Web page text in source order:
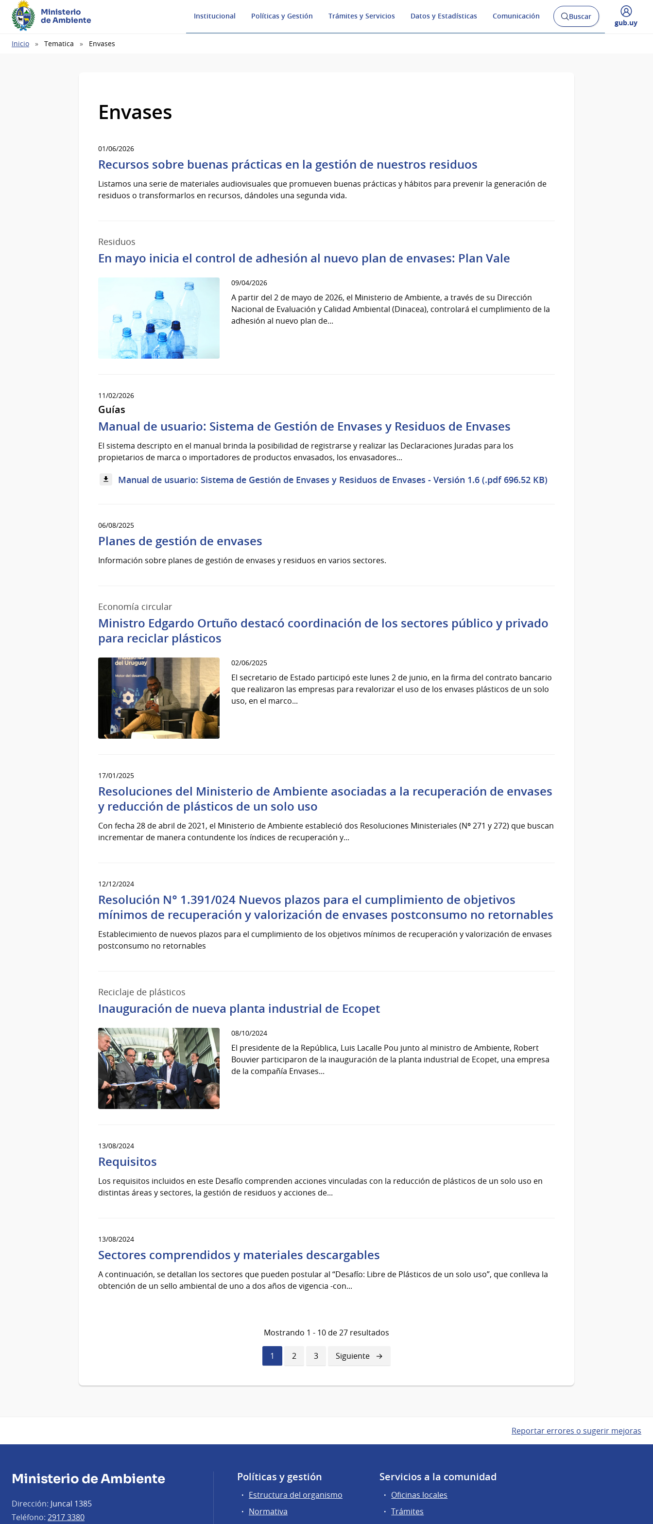
Ministerio
de Ambiente
Institucional Políticas y Gestión Trámites y Servicios Datos y Estadísticas Comunicación
Abrir
buscador
Buscar
Desplegar
gub.uy
Ruta
Inicio Tematica Envases
Envases
01/06/2026
Recursos sobre buenas prácticas en la gestión de nuestros residuos
Listamos una serie de materiales audiovisuales que promueven buenas prácticas y hábitos para prevenir la generación de
residuos o transformarlos en recursos, dándoles una segunda vida.
Residuos
En mayo inicia el control de adhesión al nuevo plan de envases: Plan Vale
09/04/2026
A partir del 2 de mayo de 2026, el Ministerio de Ambiente, a través de su Dirección
Nacional de Evaluación y Calidad Ambiental (Dinacea), controlará el cumplimiento de la
adhesión al nuevo plan de...
11/02/2026
Guías
Manual de usuario: Sistema de Gestión de Envases y Residuos de Envases
El sistema descripto en el manual brinda la posibilidad de registrarse y realizar las Declaraciones Juradas para los
propietarios de marca o importadores de productos envasados, los envasadores...
Manual de usuario: Sistema de Gestión de Envases y Residuos de Envases - Versión 1.6 (.pdf 696.52 KB)
06/08/2025
Planes de gestión de envases
Información sobre planes de gestión de envases y residuos en varios sectores.
Economía circular
Ministro Edgardo Ortuño destacó coordinación de los sectores público y privado
para reciclar plásticos
02/06/2025
El secretario de Estado participó este lunes 2 de junio, en la firma del contrato bancario
que realizaron las empresas para revalorizar el uso de los envases plásticos de un solo
uso, en el marco...
17/01/2025
Resoluciones del Ministerio de Ambiente asociadas a la recuperación de envases
y reducción de plásticos de un solo uso
Con fecha 28 de abril de 2021, el Ministerio de Ambiente estableció dos Resoluciones Ministeriales (Nº 271 y 272) que buscan
incrementar de manera contundente los índices de recuperación y...
12/12/2024
Resolución N° 1.391/024 Nuevos plazos para el cumplimiento de objetivos
mínimos de recuperación y valorización de envases postconsumo no retornables
Establecimiento de nuevos plazos para el cumplimiento de los objetivos mínimos de recuperación y valorización de envases
postconsumo no retornables
Reciclaje de plásticos
Inauguración de nueva planta industrial de Ecopet
08/10/2024
El presidente de la República, Luis Lacalle Pou junto al ministro de Ambiente, Robert
Bouvier participaron de la inauguración de la planta industrial de Ecopet, una empresa
de la compañía Envases...
13/08/2024
Requisitos
Los requisitos incluidos en este Desafío comprenden acciones vinculadas con la reducción de plásticos de un solo uso en
distintas áreas y sectores, la gestión de residuos y acciones de...
13/08/2024
Sectores comprendidos y materiales descargables
A continuación, se detallan los sectores que pueden postular al “Desafío: Libre de Plásticos de un solo uso”, que conlleva la
obtención de un sello ambiental de uno a dos años de vigencia -con...
Mostrando 1 - 10 de 27 resultados
Página
actual
1 Página
2 Página
3
Siguiente
página
Siguiente
Reportar errores o sugerir mejoras
Ministerio de Ambiente
Dirección: Juncal 1385
Teléfono: 2917 3380
Políticas y gestión
Estructura del organismo
Normativa
Servicios a la comunidad
Oficinas locales
Trámites